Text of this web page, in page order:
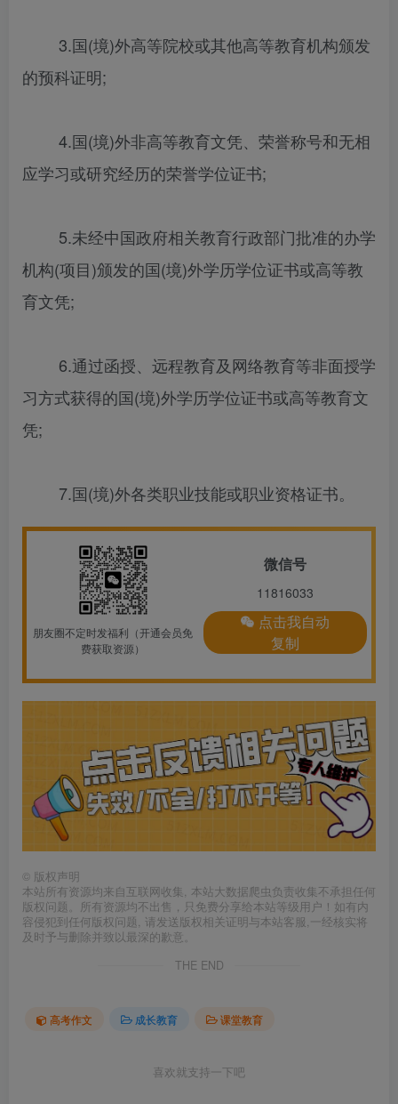
3.国(境)外高等院校或其他高等教育机构颁发
的预科证明;
4.国(境)外非高等教育文凭、荣誉称号和无相
应学习或研究经历的荣誉学位证书;
5.未经中国政府相关教育行政部门批准的办学
机构(项目)颁发的国(境)外学历学位证书或高等教
育文凭;
6.通过函授、远程教育及网络教育等非面授学
习方式获得的国(境)外学历学位证书或高等教育文
凭;
7.国(境)外各类职业技能或职业资格证书。
朋友圈不定时发福利（开通会员免
费获取资源）
微信号
11816033
点击我自动
复制
© 版权声明
本站所有资源均来自互联网收集, 本站大数据爬虫负责收集不承担任何
版权问题。所有资源均不出售，只免费分享给本站等级用户！如有内
容侵犯到任何版权问题, 请发送版权相关证明与本站客服,一经核实将
及时予与删除并致以最深的歉意。
THE END
高考作文 成长教育 课堂教育
喜欢就支持一下吧